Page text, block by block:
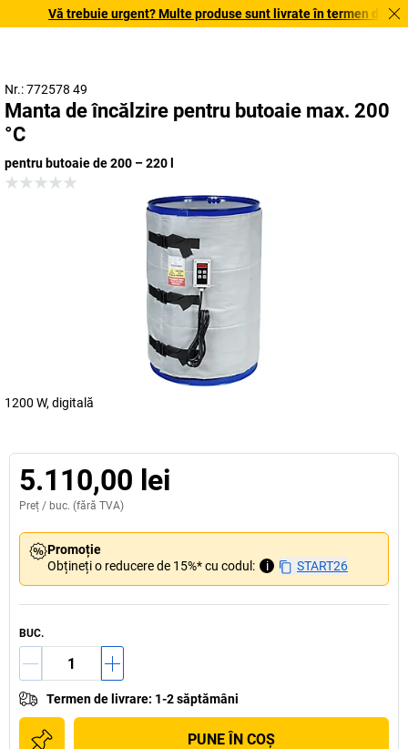
Vă trebuie urgent? Multe produse sunt livrate în termen de o
Nr.: 772578 49
Manta de încălzire pentru butoaie max. 200
°C
pentru butoaie de 200 – 220 l
1200 W, digitală
5.110,00 lei
Preț / buc. (fără TVA)
Promoție
Obțineți o reducere de 15%* cu codul:
i START26
BUC.
Termen de livrare: 1-2 săptămâni
PUNE ÎN COŞ